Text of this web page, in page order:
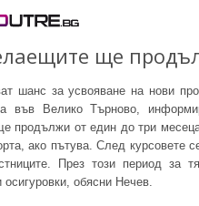
ще
шанс за усвояване на нови
във Велико Търново,
продължи от един до три
ако пътува. След курсовете
През този период за
обясни Нечев.